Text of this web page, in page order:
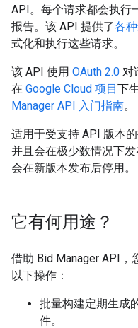
API。每个请求都会执行
报告。该 API 提供了各
式化和执行这些请求。
该 API 使用 OAuth 2.0 对
在 Google Cloud 项目下
Manager API 入门指南。
适用于受支持 API 版本
并且会在极少数情况下
会在新版本发布后停用。
它有何用途？
借助 Bid Manager API
以下操作：
批量构建定期生成
件。